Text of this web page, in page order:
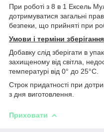
При роботі з 8 в 1 Ексель
дотримуватися загальні
безпеки, що прийняті при
Умови і терміни зберігання
Добавку слід зберігати в
захищеному від світла,
температурі від 0° до 25°С.
Строк придатності при
з дня виготовлення.
Приховати